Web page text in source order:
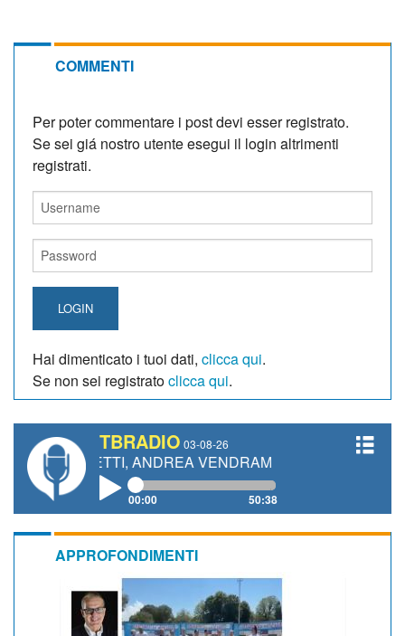
COMMENTI
Per poter commentare i post devi esser registrato.
Se sei giá nostro utente esegui il login altrimenti
registrati.
LOGIN
Hai dimenticato i tuoi dati, clicca qui.
Se non sei registratoclicca qui.
TBRADIO 03-08-26
ANDREA VENDRAME, FILIPPO FIORELLI
00:00 50:38
APPROFONDIMENTI